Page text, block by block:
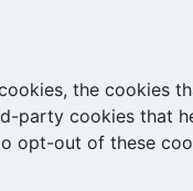
the cookies
cookies that
opt-out of these